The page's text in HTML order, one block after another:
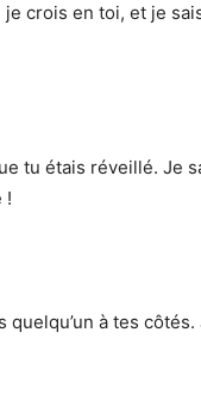
crois en toi, et je
tu étais réveillé. Je
!
à tes côtés.